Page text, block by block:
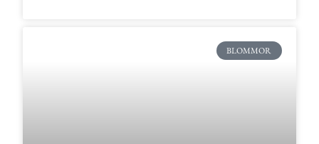
BLOMMOR